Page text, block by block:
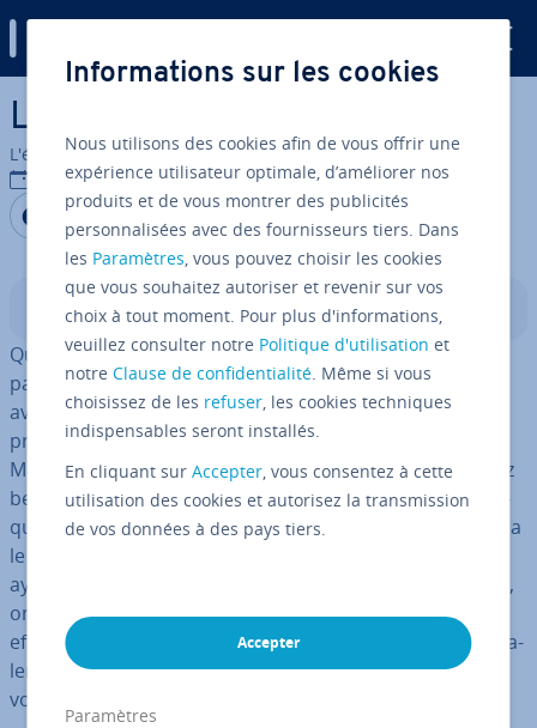
Aller au contenu principal
La pros­pec­tion clients
L'équipe édi­to­riale IONOS
12/09/2023
Partager sur Facebook
Partager sur Twitter
Partager sur LinkedIn
Sommaire
Que vous soyez tra­vail­leur in­dé­pen­dant, freelance,
patron d’une PME ou d’une plus grosse société, vous
avez tous le même souci : avoir la meilleure offre, un
produit innovant, proposer une pres­ta­tion for­mi­dable.
Mais pour pouvoir vous établir sur le marché, vous avez
besoin de clients qui soient disposés à vous payer. L’ac­
qui­si­tion de clients reste donc l’élément qui dé­ter­mi­nera
le succès ou l’échec d’un projet. La pros­pec­tion clients
ayant une telle im­por­tance dans le secteur du business,
on a vu ap­pa­raître un certain nombre de méthodes
efficaces au fil des années. Il subsiste aussi plusieurs ma­
len­ten­dus autour de ce thème. Nous allons tenter d’y
voir clair !
Informations sur les cookies
Nous utilisons des cookies afin de vous offrir une
expérience utilisateur optimale, d’améliorer nos
produits et de vous montrer des publicités
personnalisées avec des fournisseurs tiers. Dans
les Paramètres, vous pouvez choisir les cookies
que vous souhaitez autoriser et revenir sur vos
choix à tout moment. Pour plus d'informations,
veuillez consulter notre Politique d'utilisation et
notreClause de confidentialité. Même si vous
choisissez de les refuser, les cookies techniques
indispensables seront installés.
En cliquant surAccepter, vous consentez à cette
utilisation des cookies et autorisez la transmission
de vos données à des pays tiers.
Accepter
Paramètres